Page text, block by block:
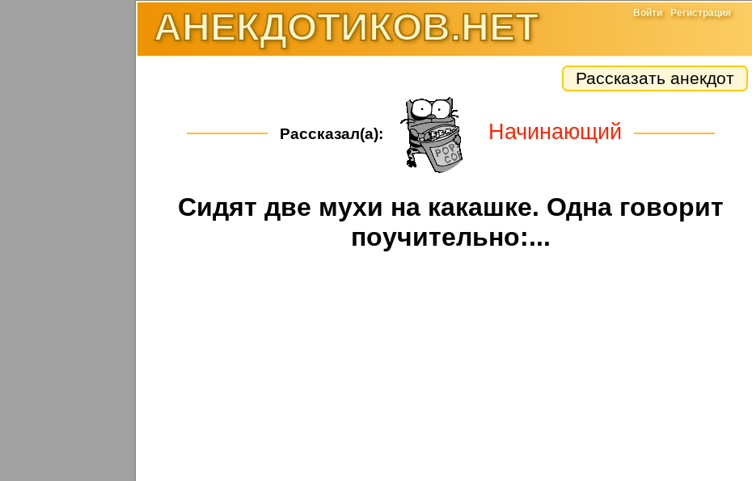
АНЕКДОТИКОВ.НЕТ Войти Регистрация
Рассказать анекдот
Рассказал(а): Начинающий
Сидят две мухи на какашке. Одна говорит
поучительно:...